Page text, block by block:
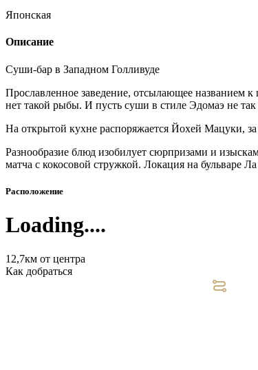
Японская
Описание
Суши-бар в Западном Голливуде
Прославленное заведение, отсылающее названием
нет такой рыбы. И пусть суши в стиле Эдомаэ не
На открытой кухне распоряжается Йохей Мацуки,
Разнообразие блюд изобилует сюрпризами и
матча с кокосовой стружкой. Локация на бульваре
Расположение
Loading....
12,7км от центра
Как добраться